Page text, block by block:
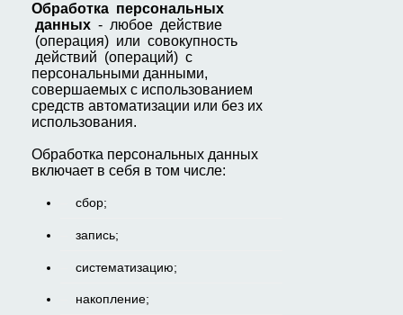
Обработка персональных
данных - любое действие
(операция) или совокупность
действий (операций) с
персональными данными,
совершаемых с использованием
средств автоматизации или без их
использования.
Обработка персональных данных
включает в себя в том числе:
сбор;
запись;
систематизацию;
накопление;